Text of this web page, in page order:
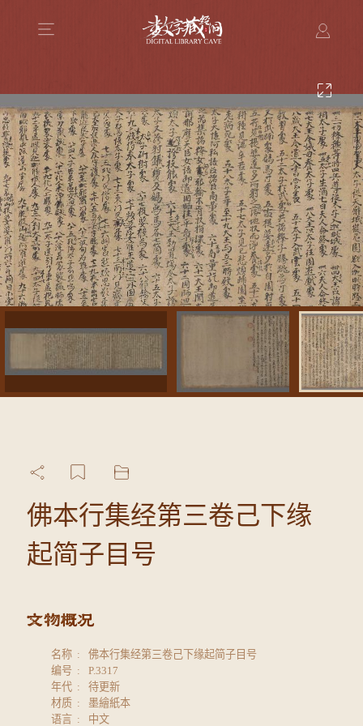
佛本行集经第三卷己下缘
起简子目号
名称
佛本行集经第三卷己下缘起简子目号
编号
P.3317
年代
待更新
材质
墨繪紙本
语言
中文